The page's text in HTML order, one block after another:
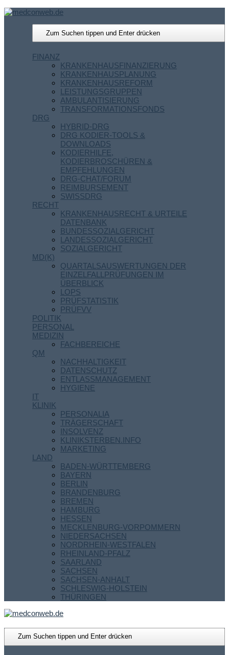
FINANZ
KRANKENHAUSFINANZIERUNG
KRANKENHAUSPLANUNG
KRANKENHAUSREFORM
LEISTUNGSGRUPPEN
AMBULANTISIERUNG
TRANSFORMATIONSFONDS
DRG
HYBRID-DRG
DRG KODIER-TOOLS &
DOWNLOADS
KODIERHILFE,
KODIERBROSCHÜREN &
EMPFEHLUNGEN
DRG-CHAT/FORUM
REIMBURSEMENT
SWISSDRG
RECHT
KRANKENHAUSRECHT & URTEILE
DATENBANK
BUNDESSOZIALGERICHT
LANDESSOZIALGERICHT
SOZIALGERICHT
MD(K)
QUARTALSAUSWERTUNGEN DER
EINZELFALLPRÜFUNGEN IM
ÜBERBLICK
LOPS
PRÜFSTATISTIK
PRÜFVV
POLITIK
PERSONAL
MEDIZIN
FACHBEREICHE
QM
NACHHALTIGKEIT
DATENSCHUTZ
ENTLASSMANAGEMENT
HYGIENE
IT
KLINIK
PERSONALIA
TRÄGERSCHAFT
INSOLVENZ
KLINIKSTERBEN.INFO
MARKETING
LAND
BADEN-WÜRTTEMBERG
BAYERN
BERLIN
BRANDENBURG
BREMEN
HAMBURG
HESSEN
MECKLENBURG-VORPOMMERN
NIEDERSACHSEN
NORDRHEIN-WESTFALEN
RHEINLAND-PFALZ
SAARLAND
SACHSEN
SACHSEN-ANHALT
SCHLESWIG-HOLSTEIN
THÜRINGEN